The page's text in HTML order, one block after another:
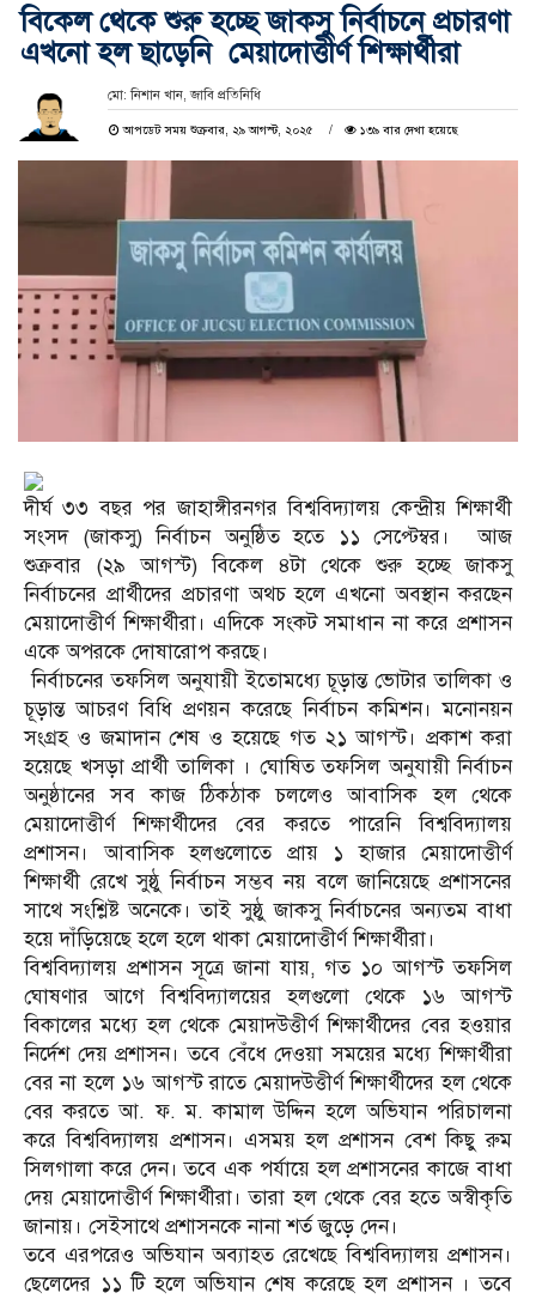
বিকেল থেকে শুরু হচ্ছে জাকসু নির্বাচনে প্রচারণা
এখনো হল ছাড়েনি মেয়াদোত্তীর্ণ শিক্ষার্থীরা
মো: নিশান খান, জাবি প্রতিনিধি
আপডেট সময় শুক্রবার, ২৯ আগস্ট, ২০২৫ ১৩৯ বার দেখা হয়েছে
দীর্ঘ ৩৩ বছর পর জাহাঙ্গীরনগর বিশ্ববিদ্যালয় কেন্দ্রীয় শিক্ষার্থী
সংসদ (জাকসু) নির্বাচন অনুষ্ঠিত হতে ১১ সেপ্টেম্বর। আজ
শুক্রবার (২৯ আগস্ট) বিকেল ৪টা থেকে শুরু হচ্ছে জাকসু
নির্বাচনের প্রার্থীদের প্রচারণা অথচ হলে এখনো অবস্থান করছেন
মেয়াদোত্তীর্ণ শিক্ষার্থীরা। এদিকে সংকট সমাধান না করে প্রশাসন
একে অপরকে দোষারোপ করছে।
নির্বাচনের তফসিল অনুযায়ী ইতোমধ্যে চূড়ান্ত ভোটার তালিকা ও
চূড়ান্ত আচরণ বিধি প্রণয়ন করেছে নির্বাচন কমিশন। মনোনয়ন
সংগ্রহ ও জমাদান শেষ ও হয়েছে গত ২১ আগস্ট। প্রকাশ করা
হয়েছে খসড়া প্রার্থী তালিকা । ঘোষিত তফসিল অনুযায়ী নির্বাচন
অনুষ্ঠানের সব কাজ ঠিকঠাক চললেও আবাসিক হল থেকে
মেয়াদোত্তীর্ণ শিক্ষার্থীদের বের করতে পারেনি বিশ্ববিদ্যালয়
প্রশাসন। আবাসিক হলগুলোতে প্রায় ১ হাজার মেয়াদোত্তীর্ণ
শিক্ষার্থী রেখে সুষ্ঠু নির্বাচন সম্ভব নয় বলে জানিয়েছে প্রশাসনের
সাথে সংশ্লিষ্ট অনেকে। তাই সুষ্ঠু জাকসু নির্বাচনের অন্যতম বাধা
হয়ে দাঁড়িয়েছে হলে হলে থাকা মেয়াদোত্তীর্ণ শিক্ষার্থীরা।
বিশ্ববিদ্যালয় প্রশাসন সূত্রে জানা যায়, গত ১০ আগস্ট তফসিল
ঘোষণার আগে বিশ্ববিদ্যালয়ের হলগুলো থেকে ১৬ আগস্ট
বিকালের মধ্যে হল থেকে মেয়াদউত্তীর্ণ শিক্ষার্থীদের বের হওয়ার
নির্দেশ দেয় প্রশাসন। তবে বেঁধে দেওয়া সময়ের মধ্যে শিক্ষার্থীরা
বের না হলে ১৬ আগস্ট রাতে মেয়াদউত্তীর্ণ শিক্ষার্থীদের হল থেকে
বের করতে আ. ফ. ম. কামাল উদ্দিন হলে অভিযান পরিচালনা
করে বিশ্ববিদ্যালয় প্রশাসন। এসময় হল প্রশাসন বেশ কিছু রুম
সিলগালা করে দেন। তবে এক পর্যায়ে হল প্রশাসনের কাজে বাধা
দেয় মেয়াদোত্তীর্ণ শিক্ষার্থীরা। তারা হল থেকে বের হতে অস্বীকৃতি
জানায়। সেইসাথে প্রশাসনকে নানা শর্ত জুড়ে দেন।
তবে এরপরেও অভিযান অব্যাহত রেখেছে বিশ্ববিদ্যালয় প্রশাসন।
ছেলেদের ১১ টি হলে অভিযান শেষ করেছে হল প্রশাসন । তবে